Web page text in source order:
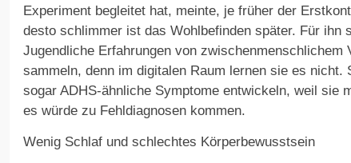
Experiment begleitet hat, meinte, je früher der
desto schlimmer ist das Wohlbefinden später. Für ihn
Jugendliche Erfahrungen von zwischenmenschlichem
sammeln, denn im digitalen Raum lernen sie es nicht.
sogar ADHS-ähnliche Symptome entwickeln, weil sie
es würde zu Fehldiagnosen kommen.
Wenig Schlaf und schlechtes Körperbewusstsein